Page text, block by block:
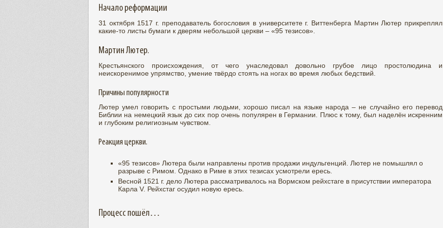
Начало реформации
31 октября 1517 г. преподаватель богословия в университете г. Виттенберга Мартин Лютер прикреплял
какие-то листы бумаги к дверям небольшой церкви – «95 тезисов».
Мартин Лютер.
Крестьянского происхождения, от чего унаследовал довольно грубое лицо простолюдина и
неискоренимое упрямство, умение твёрдо стоять на ногах во время любых бедствий.
Причины популярности
Лютер умел говорить с простыми людьми, хорошо писал на языке народа – не случайно его перевод
Библии на немецкий язык до сих пор очень популярен в Германии. Плюс к тому, был наделён искренним
и глубоким религиозным чувством.
Реакция церкви.
«95 тезисов» Лютера были направлены против продажи индульгенций. Лютер не помышлял о
разрыве с Римом. Однако в Риме в этих тезисах усмотрели ересь.
Весной 1521 г. дело Лютера рассматривалось на Вормском рейхстаге в присутствии императора
Карла V. Рейхстаг осудил новую ересь.
Процесс пошёл…